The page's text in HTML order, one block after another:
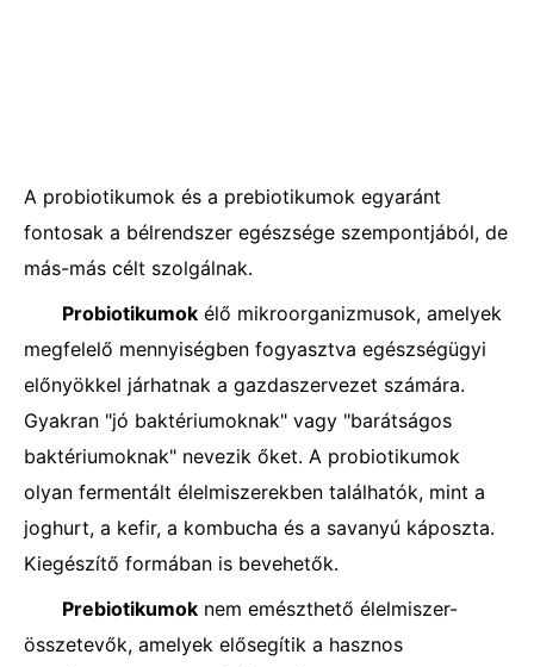
A probiotikumok és a prebiotikumok egyaránt
fontosak a bélrendszer egészsége szempontjából, de
más-más célt szolgálnak.
Probiotikumok élő mikroorganizmusok, amelyek
megfelelő mennyiségben fogyasztva egészségügyi
előnyökkel járhatnak a gazdaszervezet számára.
Gyakran "jó baktériumoknak" vagy "barátságos
baktériumoknak" nevezik őket. A probiotikumok
olyan fermentált élelmiszerekben találhatók, mint a
joghurt, a kefir, a kombucha és a savanyú káposzta.
Kiegészítő formában is bevehetők.
Prebiotikumok nem emészthető élelmiszer-
összetevők, amelyek elősegítik a hasznos